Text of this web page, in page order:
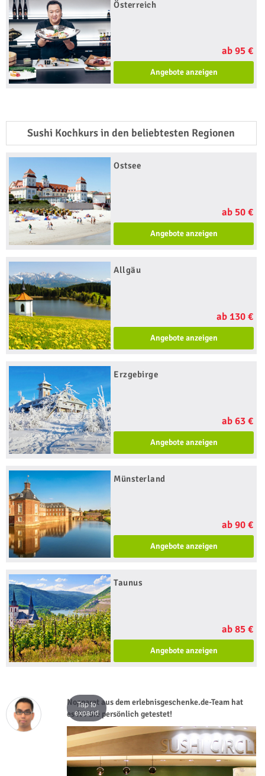
Österreich
ab 95 €
Angebote anzeigen
Sushi Kochkurs in den beliebtesten Regionen
Ostsee
ab 50 €
Angebote anzeigen
Allgäu
ab 130 €
Angebote anzeigen
Erzgebirge
ab 63 €
Angebote anzeigen
Münsterland
ab 90 €
Angebote anzeigen
Taunus
ab 85 €
Angebote anzeigen
Nopparat aus dem erlebnisgeschenke.de-Team hat
es für Sie persönlich getestet!
Tap to
expand